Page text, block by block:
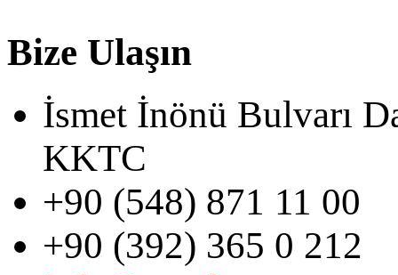
Bize Ulaşın
İsmet İnönü Bulvarı
KKTC
+90 (548) 871 11 00
+90 (392) 365 0 212